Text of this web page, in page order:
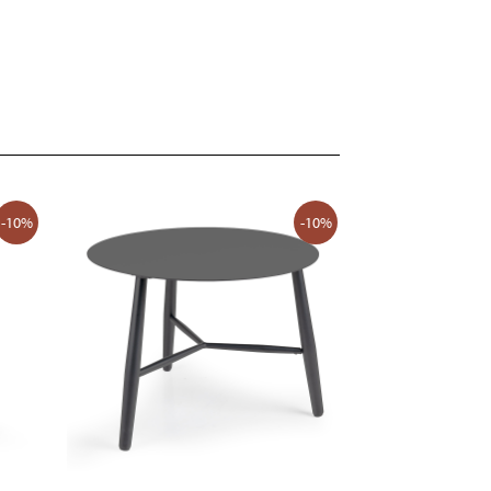
-10% -10%